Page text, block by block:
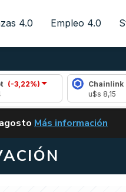
4.0 Empleo 4.0
Chainlink
(-0,46%)
VUELVE EL CARRY
Más información